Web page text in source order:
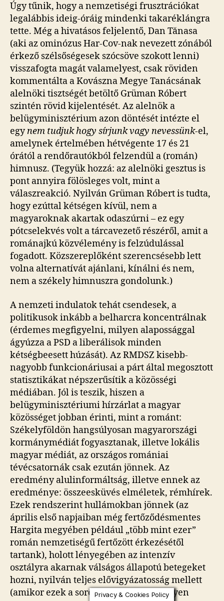
Úgy tűnik, hogy a nemzetiségi frusztrációkat
legalábbis ideig-óráig mindenki takaréklángra
tette. Még a hivatásos feljelentő, Dan Tănasa
(aki az ominózus Har-Cov-nak nevezett zónából
érkező szélsőségesek szócsöve szokott lenni)
visszafogta magát valamelyest, csak röviden
kommentálta a Kovászna Megye Tanácsának
alelnöki tisztségét betöltő Grüman Róbert
szintén rövid kijelentését. Az alelnök a
belügyminisztérium azon döntését intézte el
egynem tudjuk hogy sírjunk vagy nevessünk-el,
amelynek értelmében hétvégente 17 és 21
órától a rendőrautókból felzendül a (román)
himnusz. (Tegyük hozzá: az alelnöki gesztus is
pont annyira fölösleges volt, mint a
válaszreakció. Nyilván Grüman Róbert is tudta,
hogy ezúttal kétségen kívül, nem a
magyaroknak akartak odaszúrni – ez egy
pótcselekvés volt a tárcavezető részéről, amit a
románajkú közvélemény is felzúdulással
fogadott. Közszereplőként szerencsésebb lett
volna alternatívát ajánlani, kínálni és nem,
nem a székely himnuszra gondolunk.)
A nemzeti indulatok tehát csendesek, a
politikusok inkább a belharcra koncentrálnak
(érdemes megfigyelni, milyen alapossággal
ágyúzza a PSD a liberálisok minden
kétségbeesett húzását). Az RMDSZ kisebb-
nagyobb funkcionáriusai a párt által megosztott
statisztikákat népszerűsítik a közösségi
médiában. Jól is teszik, hiszen a
belügyminisztériumi hírzárlat a magyar
közösséget jobban érinti, mint a románt:
Székelyföldön hangsúlyosan magyarországi
kormánymédiát fogyasztanak, illetve lokális
magyar médiát, az országos romániai
tévécsatornák csak ezután jönnek. Az
eredmény alulinformáltság, illetve ennek az
eredménye: összeesküvés elméletek, rémhírek.
Ezek rendszerint hullámokban jönnek (az
április első napjaiban még fertőződésmentes
Hargita megyében például „több mint ezer”
román nemzetiségű fertőzött érkezésétől
tartank), holott lényegében az intenzív
osztályra akarnak válságos állapotú betegeket
hozni, nyilván teljes elővigyázatosság mellett
(amikor ezek a sorok születnek, még ilyen
Privacy & Cookies Policy